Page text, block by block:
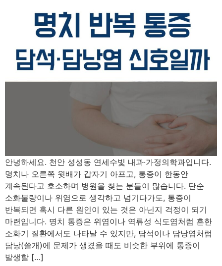
안녕하세요. 천안 성성동 연세수빛 내과·가정의학과입니다.
명치나 오른쪽 윗배가 갑자기 아프고, 통증이 한동안
계속된다고 호소하며 병원을 찾는 분들이 많습니다. 단순
소화불량이나 위염으로 생각하고 넘기다가도, 통증이
반복되면 혹시 다른 원인이 있는 것은 아닌지 걱정이 되기
마련입니다. 명치 통증은 위염이나 역류성 식도염처럼 흔한
소화기 질환에서도 나타날 수 있지만, 담석이나 담낭염처럼
담낭(쓸개)에 문제가 생겼을 때도 비슷한 부위에 통증이
발생할 […]